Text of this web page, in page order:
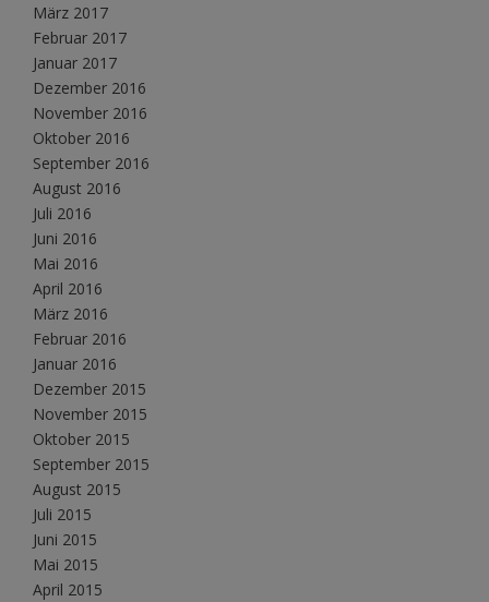
März 2017
Februar 2017
Januar 2017
Dezember 2016
November 2016
Oktober 2016
September 2016
August 2016
Juli 2016
Juni 2016
Mai 2016
April 2016
März 2016
Februar 2016
Januar 2016
Dezember 2015
November 2015
Oktober 2015
September 2015
August 2015
Juli 2015
Juni 2015
Mai 2015
April 2015